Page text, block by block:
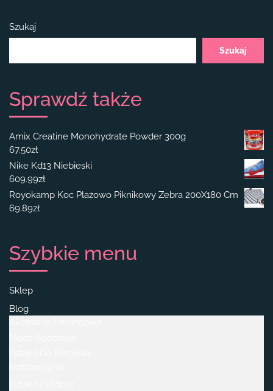
Szukaj
Szukaj
Sprawdź także
Amix Creatine Monohydrate Powder 300g
67.50zł
Nike Kd13 Niebieski
609.99zł
Royokamp Koc Plażowo Piknikowy Zebra 200X180 Cm
69.89zł
Szybkie menu
Sklep
Blog